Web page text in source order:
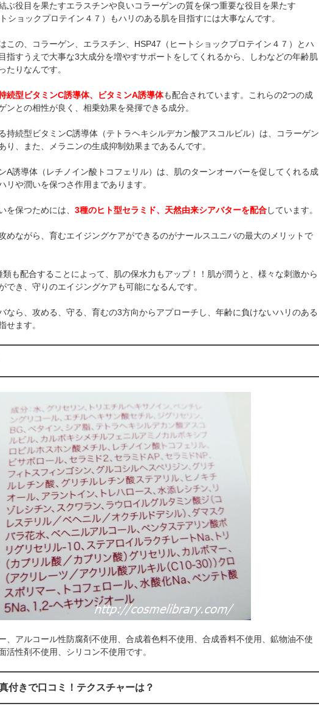
ぶ役目を果たすエラスチンや良いコラーゲンの質を保つ重要な役目を果たす
ショックプロテイン４７）もハリのある肌を目指すには大事なんです。
この、コラーゲン、エラスチン、HSP47（ヒートショックプロテイン４７）とハ
指すうえで大事な3大成分を増やすサポートをしてくれるから、しわなどの年齢肌
たりなんです。
続型ビタミンC誘導体、ビタミンA誘導体も配合されています。これらの2つの成
ンとの相性が良く、相乗効果を発揮できる成分。
持続型ビタミンC誘導体（テトラヘキシルデカン酸アスコルビル）は、コラーゲン
り、また、メラニンの生成抑制効果まであるんです。
A誘導体（レチノイン酸トコフェリル）は、肌のターンオーバーを促してくれる成
リや潤いを保つさ作用まであります。
を保つためには、 3種のヒト型セラミド、天然由来シアバターを配合しています。
めながら、育むエイジングケアができるのがナールスユニバの最大のメリットで
類も配合することによって、肌の保水力もアップ！！肌が潤うと、様々な刺激から
でき、守りのエイジングケアも可能になるんです。
なら、攻める、守る、育むの3方向からアプローチし、年齢に負けないハリのある
せます。
、アルコール性防腐剤不使用、合成着色料不使用、合成香料不使用、鉱物油不使
活性剤不使用、シリコン不使用です。
付きで口コミ！テクスチャーは？